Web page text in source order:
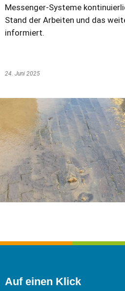
Messenger-Systeme
Stand der Arbeiten und das
informiert.
24. Juni 2025
Auf einen Klick